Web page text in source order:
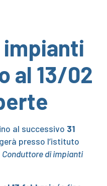
al 13/02
al successivo 31
presso l’istituto
Conduttore di impianti